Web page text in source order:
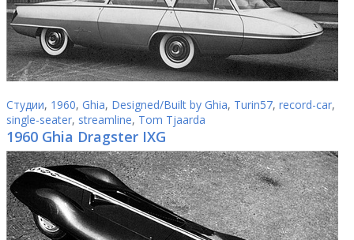
Студии, 1960, Ghia, Designed/Built by Ghia, Turin57, record-car,
single-seater, streamline, Tom Tjaarda
1960 Ghia Dragster IXG